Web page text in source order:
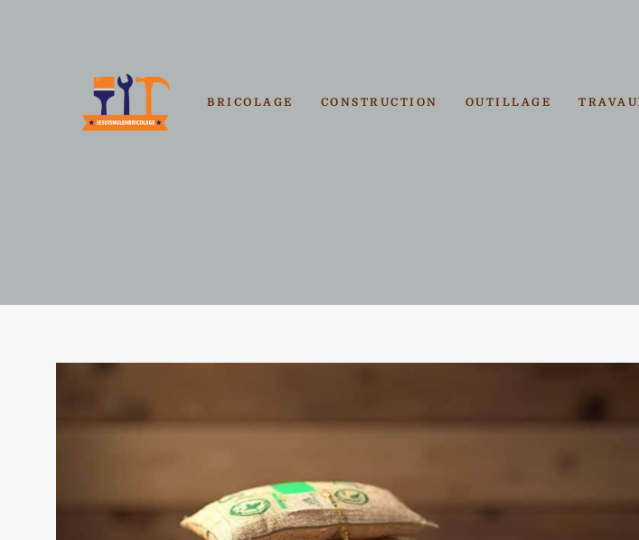
BRICOLAGE CONSTRUCTION OUTILLAGE